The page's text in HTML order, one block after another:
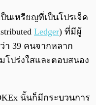
นเหรียญที่เป็นโปรเจ็ค
Ledger) ที่มีผู้
า 39 คนจากหลาก
โปร่งใสและตอบสนอง
นั้นก็มีกระบวนการ